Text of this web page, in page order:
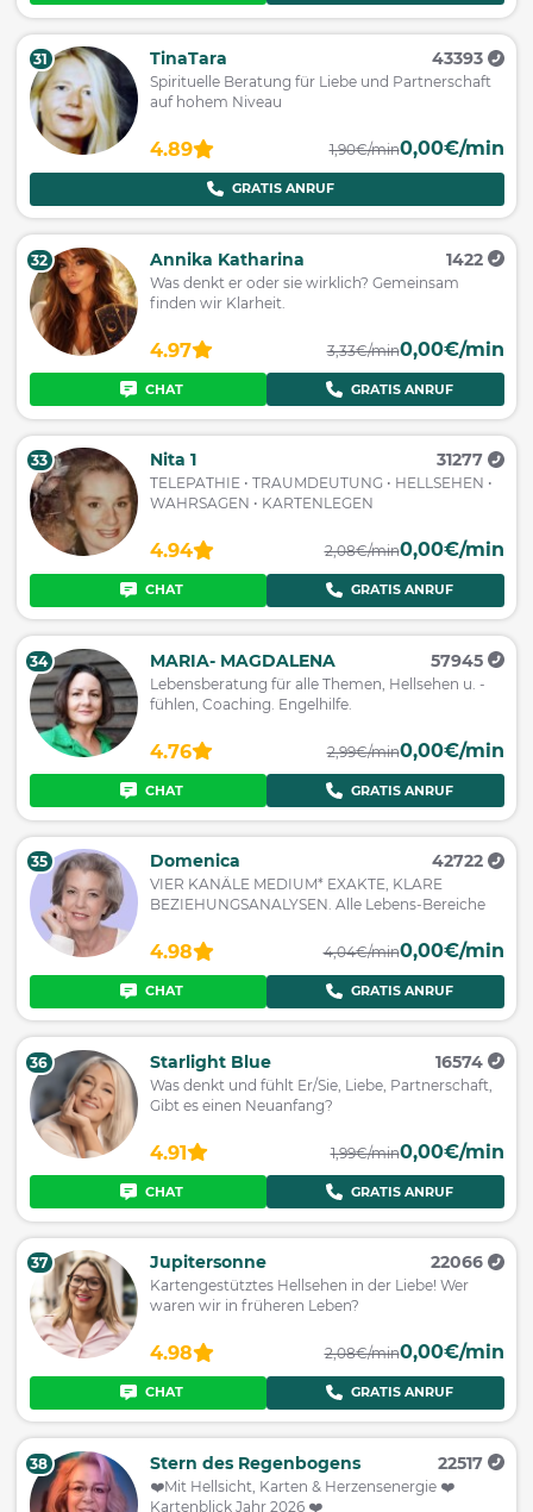
31 TinaTara 43393
Spirituelle Beratung für Liebe und Partnerschaft
auf hohem Niveau
4.89 1,90€/min0,00€/min
GRATIS ANRUF
32 Annika Katharina 1422
Was denkt er oder sie wirklich? Gemeinsam
finden wir Klarheit.
4.97 3,33€/min0,00€/min
CHAT GRATIS ANRUF
33 Nita 1 31277
TELEPATHIE • TRAUMDEUTUNG • HELLSEHEN •
WAHRSAGEN • KARTENLEGEN
4.94 2,08€/min0,00€/min
CHAT GRATIS ANRUF
34 MARIA- MAGDALENA 57945
Lebensberatung für alle Themen, Hellsehen u. -
fühlen, Coaching. Engelhilfe.
4.76 2,99€/min0,00€/min
CHAT GRATIS ANRUF
35 Domenica 42722
VIER KANÄLE MEDIUM* EXAKTE, KLARE
BEZIEHUNGSANALYSEN. Alle Lebens-Bereiche
4.98 4,04€/min0,00€/min
CHAT GRATIS ANRUF
36 Starlight Blue 16574
Was denkt und fühlt Er/Sie, Liebe, Partnerschaft,
Gibt es einen Neuanfang?
4.91 1,99€/min0,00€/min
CHAT GRATIS ANRUF
37 Jupitersonne 22066
Kartengestütztes Hellsehen in der Liebe! Wer
waren wir in früheren Leben?
4.98 2,08€/min0,00€/min
CHAT GRATIS ANRUF
38 Stern des Regenbogens 22517
❤️Mit Hellsicht, Karten & Herzensenergie ❤️
Kartenblick Jahr 2026 ❤️